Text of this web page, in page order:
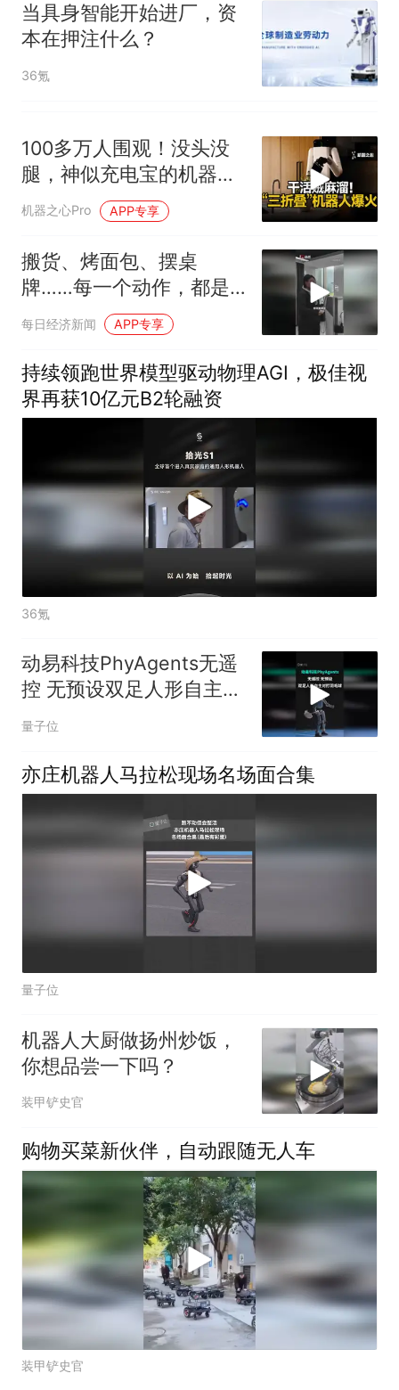
当具身智能开始进厂，资
本在押注什么？
36氪
100多万人围观！没头没
腿，神似充电宝的机器人
全网走红？
机器之心Pro APP专享
搬货、烤面包、摆桌
牌……每一个动作，都是
从零开始的“第一课”
每日经济新闻 APP专享
持续领跑世界模型驱动物理AGI，极佳视
界再获10亿元B2轮融资
36氪
动易科技PhyAgents无遥
控 无预设双足人形自主对
打羽毛球
量子位
亦庄机器人马拉松现场名场面合集
量子位
机器人大厨做扬州炒饭，
你想品尝一下吗？
装甲铲史官
购物买菜新伙伴，自动跟随无人车
装甲铲史官